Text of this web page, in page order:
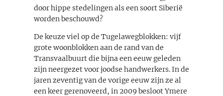
door hippe stedelingen als een soort Siberië
worden beschouwd?
De keuze viel op de Tugelawegblokken: vijf
grote woonblokken aan de rand van de
Transvaalbuurt die bijna een eeuw geleden
zijn neergezet voor joodse handwerkers. In de
jaren zeventig van de vorige eeuw zijn ze al
een keer gerenoveerd, in 2009 besloot Ymere